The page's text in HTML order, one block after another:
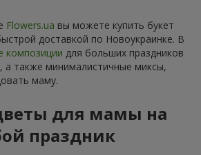
Flowers.ua вы можете купить букет
доставкой по Новоукраинке. В
композиции для больших праздников
а также минималистичные миксы,
маму.
для мамы на
праздник